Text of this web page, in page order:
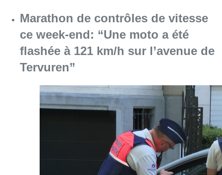
Marathon de contrôles de vitesse
ce week-end: “Une moto a été
flashée à 121 km/h sur l’avenue de
Tervuren”